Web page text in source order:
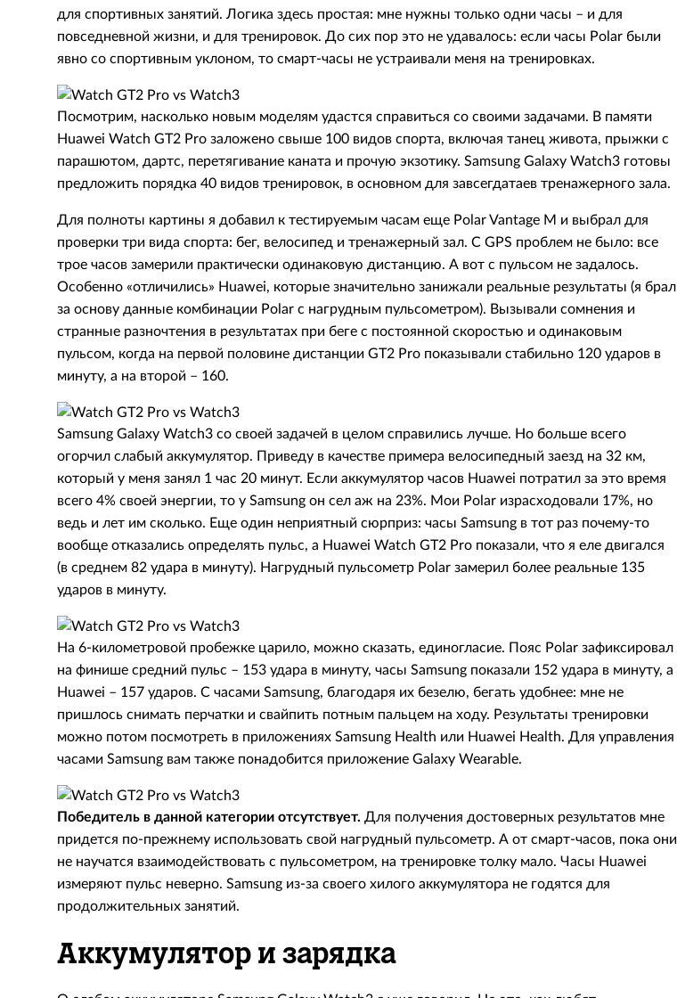
для спортивных занятий. Логика здесь простая: мне нужны только одни часы – и для
повседневной жизни, и для тренировок. До сих пор это не удавалось: если часы Polar были
явно со спортивным уклоном, то смарт-часы не устраивали меня на тренировках.
Посмотрим, насколько новым моделям удастся справиться со своими задачами. В памяти
Huawei Watch GT2 Pro заложено свыше 100 видов спорта, включая танец живота, прыжки с
парашютом, дартс, перетягивание каната и прочую экзотику. Samsung Galaxy Watch3 готовы
предложить порядка 40 видов тренировок, в основном для завсегдатаев тренажерного зала.
Для полноты картины я добавил к тестируемым часам еще Polar Vantage M и выбрал для
проверки три вида спорта: бег, велосипед и тренажерный зал. С GPS проблем не было: все
трое часов замерили практически одинаковую дистанцию. А вот с пульсом не задалось.
Особенно «отличились» Huawei, которые значительно занижали реальные результаты (я брал
за основу данные комбинации Polar c нагрудным пульсометром). Вызывали сомнения и
странные разночтения в результатах при беге с постоянной скоростью и одинаковым
пульсом, когда на первой половине дистанции GT2 Pro показывали стабильно 120 ударов в
минуту, а на второй – 160.
Samsung Galaxy Watch3 со своей задачей в целом справились лучше. Но больше всего
огорчил слабый аккумулятор. Приведу в качестве примера велосипедный заезд на 32 км,
который у меня занял 1 час 20 минут. Если аккумулятор часов Huawei потратил за это время
всего 4% своей энергии, то у Samsung он сел аж на 23%. Мои Polar израсходовали 17%, но
ведь и лет им сколько. Еще один неприятный сюрприз: часы Samsung в тот раз почему-то
вообще отказались определять пульс, а Huawei Watch GT2 Pro показали, что я еле двигался
(в среднем 82 удара в минуту). Нагрудный пульсометр Polar замерил более реальные 135
ударов в минуту.
На 6-километровой пробежке царило, можно сказать, единогласие. Пояс Polar зафиксировал
на финише средний пульс – 153 удара в минуту, часы Samsung показали 152 удара в минуту, а
Huawei – 157 ударов. С часами Samsung, благодаря их безелю, бегать удобнее: мне не
пришлось снимать перчатки и свайпить потным пальцем на ходу. Результаты тренировки
можно потом посмотреть в приложениях Samsung Health или Huawei Health. Для управления
часами Samsung вам также понадобится приложение Galaxy Wearable.
Победитель в данной категории отсутствует. Для получения достоверных результатов мне
придется по-прежнему использовать свой нагрудный пульсометр. А от смарт-часов, пока они
не научатся взаимодействовать с пульсометром, на тренировке толку мало. Часы Huawei
измеряют пульс неверно. Samsung из-за своего хилого аккумулятора не годятся для
продолжительных занятий.
Аккумулятор и зарядка